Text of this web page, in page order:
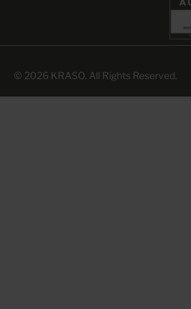
© 2026 KRASO. All Rights Reserved.